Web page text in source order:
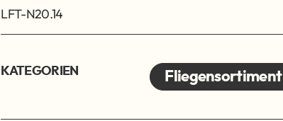
LFT-N20.14
KATEGORIEN Fliegensortiment